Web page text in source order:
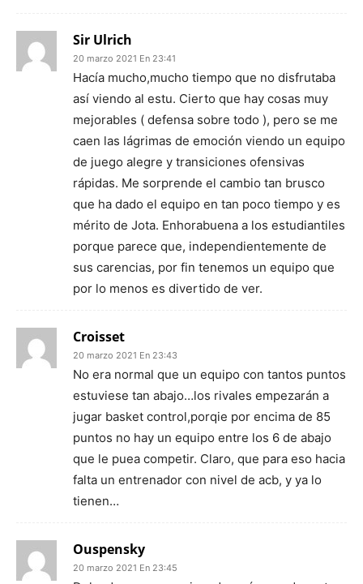
Sir Ulrich
20 marzo 2021 En 23:41
Hacía mucho,mucho tiempo que no disfrutaba
así viendo al estu. Cierto que hay cosas muy
mejorables ( defensa sobre todo ), pero se me
caen las lágrimas de emoción viendo un equipo
de juego alegre y transiciones ofensivas
rápidas. Me sorprende el cambio tan brusco
que ha dado el equipo en tan poco tiempo y es
mérito de Jota. Enhorabuena a los estudiantiles
porque parece que, independientemente de
sus carencias, por fin tenemos un equipo que
por lo menos es divertido de ver.
Croisset
20 marzo 2021 En 23:43
No era normal que un equipo con tantos puntos
estuviese tan abajo…los rivales empezarán a
jugar basket control,porqie por encima de 85
puntos no hay un equipo entre los 6 de abajo
que le puea competir. Claro, que para eso hacia
falta un entrenador con nivel de acb, y ya lo
tienen…
Ouspensky
20 marzo 2021 En 23:45